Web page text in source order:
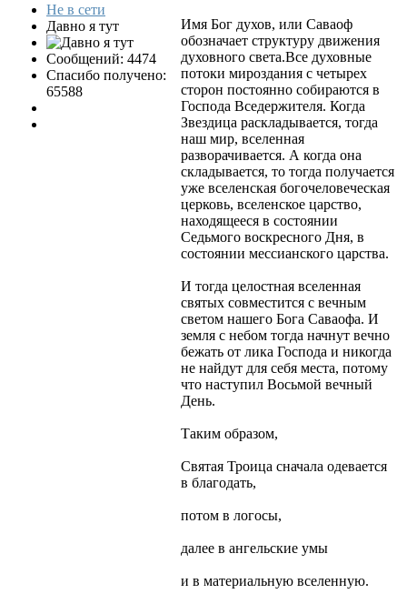
Не в сети
Давно я тут
Сообщений: 4474
Спасибо получено:
65588
Имя Бог духов, или Саваоф
обозначает структуру движения
духовного света.Все духовные
потоки мироздания с четырех
сторон постоянно собираются в
Господа Вседержителя. Когда
Звездица раскладывается, тогда
наш мир, вселенная
разворачивается. А когда она
складывается, то тогда получается
уже вселенская богочеловеческая
церковь, вселенское царство,
находящееся в состоянии
Седьмого воскресного Дня, в
состоянии мессианского царства.
И тогда целостная вселенная
святых совместится с вечным
светом нашего Бога Саваофа. И
земля с небом тогда начнут вечно
бежать от лика Господа и никогда
не найдут для себя места, потому
что наступил Восьмой вечный
День.
Таким образом,
Святая Троица сначала одевается
в благодать,
потом в логосы,
далее в ангельские умы
и в материальную вселенную.